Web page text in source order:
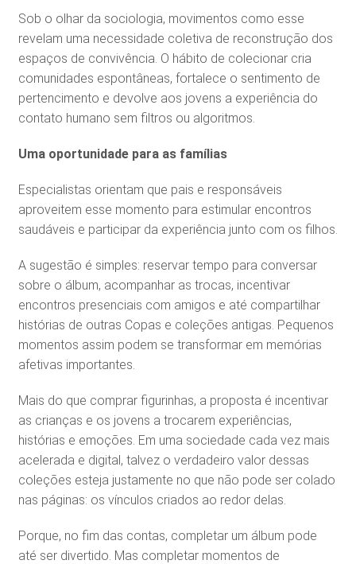
Sob o olhar da sociologia, movimentos como esse
revelam uma necessidade coletiva de reconstrução dos
espaços de convivência. O hábito de colecionar cria
comunidades espontâneas, fortalece o sentimento de
pertencimento e devolve aos jovens a experiência do
contato humano sem filtros ou algoritmos.
Uma oportunidade para as famílias
Especialistas orientam que pais e responsáveis
aproveitem esse momento para estimular encontros
saudáveis e participar da experiência junto com os filhos.
A sugestão é simples: reservar tempo para conversar
sobre o álbum, acompanhar as trocas, incentivar
encontros presenciais com amigos e até compartilhar
histórias de outras Copas e coleções antigas. Pequenos
momentos assim podem se transformar em memórias
afetivas importantes.
Mais do que comprar figurinhas, a proposta é incentivar
as crianças e os jovens a trocarem experiências,
histórias e emoções. Em uma sociedade cada vez mais
acelerada e digital, talvez o verdadeiro valor dessas
coleções esteja justamente no que não pode ser colado
nas páginas: os vínculos criados ao redor delas.
Porque, no fim das contas, completar um álbum pode
até ser divertido. Mas completar momentos de